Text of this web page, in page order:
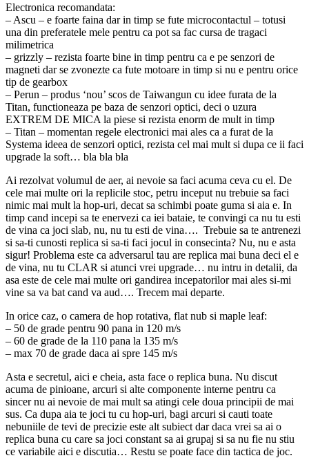
Electronica recomandata:
– Ascu – e foarte faina dar in timp se fute microcontactul – totusi
una din preferatele mele pentru ca pot sa fac cursa de tragaci
milimetrica
– grizzly – rezista foarte bine in timp pentru ca e pe senzori de
magneti dar se zvonezte ca fute motoare in timp si nu e pentru orice
tip de gearbox
– Perun – produs ‘nou’ scos de Taiwangun cu idee furata de la
Titan, functioneaza pe baza de senzori optici, deci o uzura
EXTREM DE MICA la piese si rezista enorm de mult in timp
– Titan – momentan regele electronici mai ales ca a furat de la
Systema ideea de senzori optici, rezista cel mai mult si dupa ce ii faci
upgrade la soft… bla bla bla
Ai rezolvat volumul de aer, ai nevoie sa faci acuma ceva cu el. De
cele mai multe ori la replicile stoc, petru inceput nu trebuie sa faci
nimic mai mult la hop-uri, decat sa schimbi poate guma si aia e. In
timp cand incepi sa te enervezi ca iei bataie, te convingi ca nu tu esti
de vina ca joci slab, nu, nu tu esti de vina…. Trebuie sa te antrenezi
si sa-ti cunosti replica si sa-ti faci jocul in consecinta? Nu, nu e asta
sigur! Problema este ca adversarul tau are replica mai buna deci el e
de vina, nu tu CLAR si atunci vrei upgrade… nu intru in detalii, da
asa este de cele mai multe ori gandirea incepatorilor mai ales si-mi
vine sa va bat cand va aud…. Trecem mai departe.
In orice caz, o camera de hop rotativa, flat nub si maple leaf:
– 50 de grade pentru 90 pana in 120 m/s
– 60 de grade de la 110 pana la 135 m/s
– max 70 de grade daca ai spre 145 m/s
Asta e secretul, aici e cheia, asta face o replica buna. Nu discut
acuma de pinioane, arcuri si alte componente interne pentru ca
sincer nu ai nevoie de mai mult sa atingi cele doua principii de mai
sus. Ca dupa aia te joci tu cu hop-uri, bagi arcuri si cauti toate
nebuniile de tevi de precizie este alt subiect dar daca vrei sa ai o
replica buna cu care sa joci constant sa ai grupaj si sa nu fie nu stiu
ce variabile aici e discutia… Restu se poate face din tactica de joc.